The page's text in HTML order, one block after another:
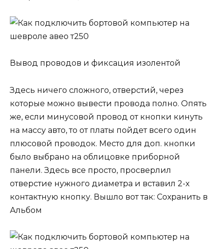
Вывод проводов и фиксация изолентой
Здесь ничего сложного, отверстий, через
которые можно вывести провода полно. Опять
же, если минусовой провод от кнопки кинуть
на массу авто, то от платы пойдет всего один
плюсовой проводок. Место для доп. кнопки
было выбрано на облицовке приборной
панели. Здесь все просто, просверлил
отверстие нужного диаметра и вставил 2-х
контактную кнопку. Вышло вот так: Сохранить в
Альбом